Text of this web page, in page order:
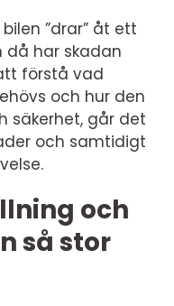
”drar” åt ett
då har skadan
förstå vad
och hur den
säkerhet, går det
och samtidigt
och
så stor